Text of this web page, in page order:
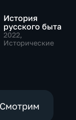
История
русского быта
2022,
Исторические